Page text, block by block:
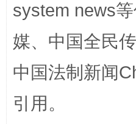
国家大学科技园优化
system news
媒、中国全民
中国法制新闻
引用。